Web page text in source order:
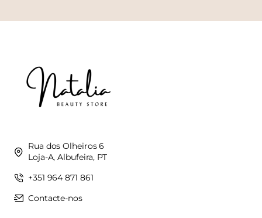
Rua dos Olheiros 6
Loja-A, Albufeira, PT
+351 964 871 861
Contacte-nos